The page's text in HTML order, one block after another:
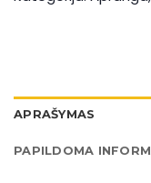
APRAŠYMAS
PAPILDOMA